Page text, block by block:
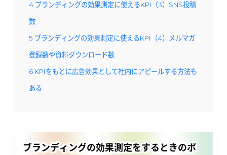
4ブランディングの効果測定に使えるKPI（3）SNS投稿
数
5 ブランディングの効果測定に使えるKPI（4）メルマガ
登録数や資料ダウンロード数
6KPIをもとに広告効果として社内にアピールする方法も
ある
ブランディングの効果測定をするときのポ